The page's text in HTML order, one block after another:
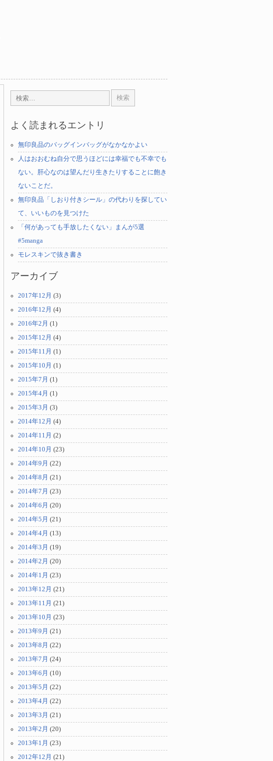
よく読まれるエントリ
無印良品のバッグインバッグがなかなかよい
人はおおむね自分で思うほどには幸福でも不幸でも
ない。肝心なのは望んだり生きたりすることに飽き
ないことだ。
無印良品「しおり付きシール」の代わりを探してい
て、いいものを見つけた
「何があっても手放したくない」まんが5選
#5manga
モレスキンで抜き書き
アーカイブ
2017年12月 (3)
2016年12月 (4)
2016年2月 (1)
2015年12月 (4)
2015年11月 (1)
2015年10月 (1)
2015年7月 (1)
2015年4月 (1)
2015年3月 (3)
2014年12月 (4)
2014年11月 (2)
2014年10月 (23)
2014年9月 (22)
2014年8月 (21)
2014年7月 (23)
2014年6月 (20)
2014年5月 (21)
2014年4月 (13)
2014年3月 (19)
2014年2月 (20)
2014年1月 (23)
2013年12月 (21)
2013年11月 (21)
2013年10月 (23)
2013年9月 (21)
2013年8月 (22)
2013年7月 (24)
2013年6月 (10)
2013年5月 (22)
2013年4月 (22)
2013年3月 (21)
2013年2月 (20)
2013年1月 (23)
2012年12月 (21)